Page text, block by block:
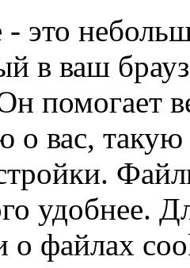
это
в ваш
помогает
вас, такую
удобнее.
файлах